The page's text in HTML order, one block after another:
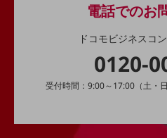
サステナビリティTOP
電話でのお
ドコモビジネスコ
0120-
受付時間：9:00～17:00（土・